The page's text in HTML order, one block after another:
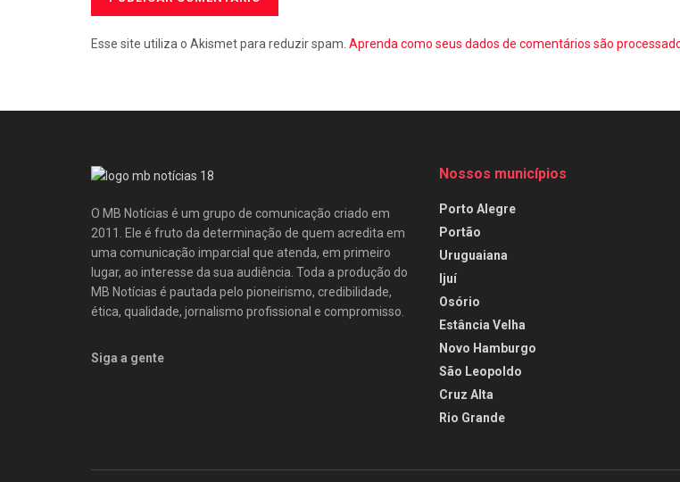
Esse site utiliza o Akismet para reduzir spam. Aprenda como seus dados de comentários são
O MB Notícias é um grupo de comunicação criado em
2011. Ele é fruto da determinação de quem acredita em
uma comunicação imparcial que atenda, em primeiro
lugar, ao interesse da sua audiência. Toda a produção do
MB Notícias é pautada pelo pioneirismo, credibilidade,
ética, qualidade, jornalismo profissional e compromisso.
Siga a gente
Nossos municípios
Porto Alegre
Portão
Uruguaiana
Ijuí
Osório
Estância Velha
Novo Hamburgo
São Leopoldo
Cruz Alta
Rio Grande